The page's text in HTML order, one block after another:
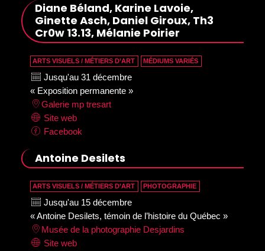
Diane Béland, Karine Lavoie,
Ginette Asch, Daniel Giroux, Th3
Cr0w 13.13, Mélanie Poirier
ARTS VISUELS / MÉTIERS D’ART MÉDIUMS VARIÉS
Jusqu'au 31 décembre
« Exposition permanente »
Galerie mp tresart
Site web
Facebook
Antoine Desilets
ARTS VISUELS / MÉTIERS D’ART PHOTOGRAPHIE
Jusqu'au 15 décembre
« Antoine Desilets, témoin de l’histoire du Québec »
Musée de la photographie Desjardins
Site web